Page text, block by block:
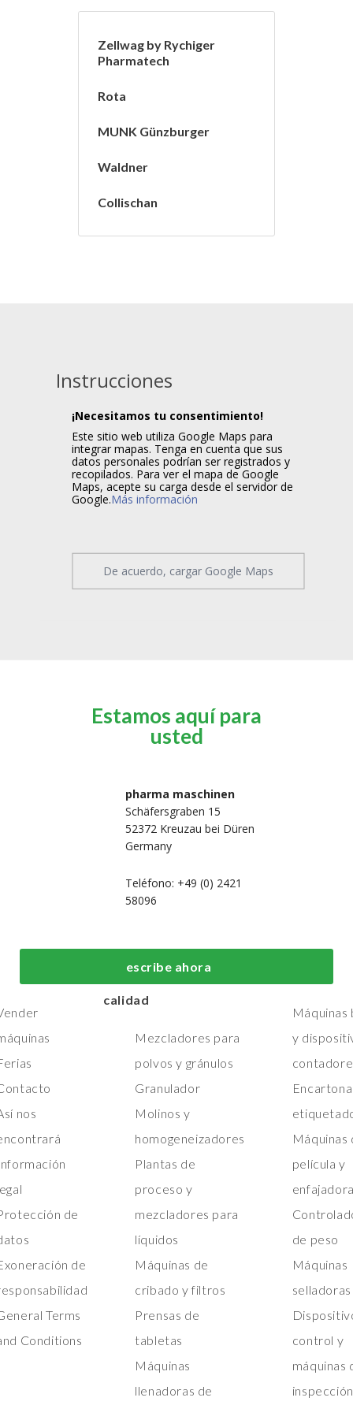
Zellwag by Rychiger
Pharmatech
Rota
MUNK Günzburger
Waldner
Collischan
Estamos aquí para
usted
pharma maschinen
Schäfersgraben 15
52372 Kreuzau bei Düren
Germany
Teléfono: +49 (0) 2421
58096
escribe ahora
Instrucciones
¡Necesitamos tu consentimiento!
Este sitio web utiliza Google Maps para
integrar mapas. Tenga en cuenta que sus
datos personales podrían ser registrados y
recopilados. Para ver el mapa de Google
Maps, acepte su carga desde el servidor de
Google.Más información
De acuerdo, cargar Google Maps
nos
de
de
Terms
Conditions
fabricación y
procesos de primera
calidad
Mezcladores para
polvos y gránulos
Granulador
Molinos y
homogeneizadores
Plantas de
proceso y
mezcladores para
líquidos
Máquinas de
cribado y filtros
Prensas de
tabletas
Máquinas
llenadoras de
embalaje de
y
Máquinas
película y
de peso
Máquinas
selladoras
control y
máquinas
inspección